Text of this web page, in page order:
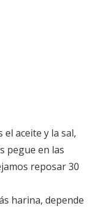
aceite y la sal,
pegue en las
reposar 30
harina, depende